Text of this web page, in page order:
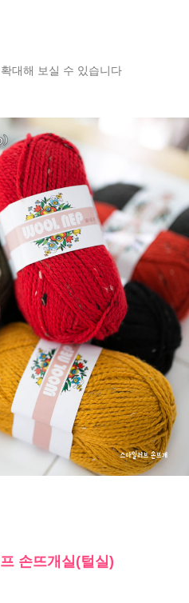
대해 보실 수 있습니다
손뜨개실(털실)